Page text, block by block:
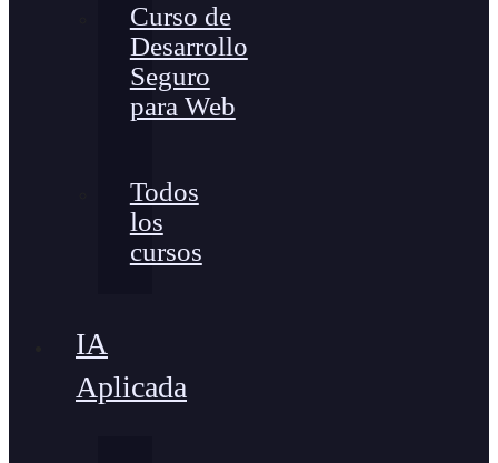
Curso de
Desarrollo
Seguro
para Web
Todos
los
cursos
IA
Aplicada